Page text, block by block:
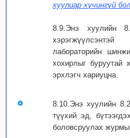
хуулиар хүчингүй
8.9.Энэ хуулийн
лабораторийн
хохирлыг буруутай
эрхлэгч хариуцна.
8.10.Энэ хуулийн
түүхий эд,
боловсруулах